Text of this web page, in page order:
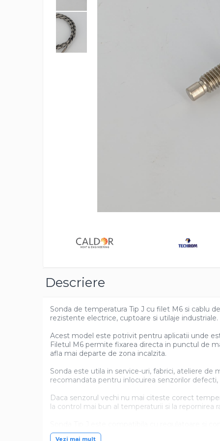
Rezistente cartus
Rezistente electrice banda mica
Rezistente Ceramice
Rezistente electrice plate mica
Rezistente electrice tubulara
Rezistenta cuptor
Mese de lucru metalice &
echipamente de atelier
Bancuri & mese de lucru pentru
Bancuri de lucru industriale 2
Descriere
Sonda de temperatura Tip J cu filet M6 si cablu
rezistente electrice, cuptoare si utilaje industriale.
Acest model este potrivit pentru aplicatii unde
Filetul M6 permite fixarea directa in punctul de
afla mai departe de zona incalzita.
Sonda este utila in service-uri, fabrici, ateliere
recomandata pentru inlocuirea senzorilor
Daca senzorul vechi nu mai citeste corect
la control mai bun al temperaturii si la repornirea
compatibilitatea cu regulatorul existent.
Vezi mai mult